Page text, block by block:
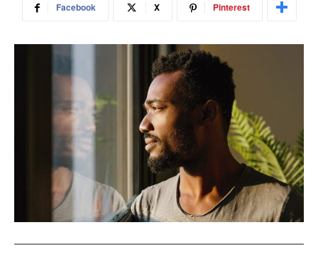
Facebook X Pinterest